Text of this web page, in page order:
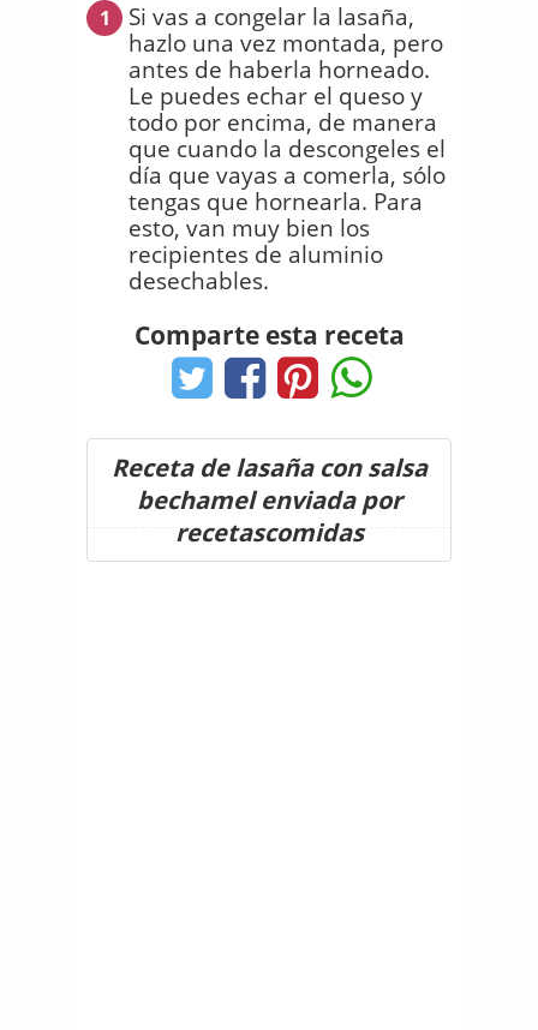
1
Si vas a congelar la lasaña,
hazlo una vez montada, pero
antes de haberla horneado.
Le puedes echar el queso y
todo por encima, de manera
que cuando la descongeles el
día que vayas a comerla, sólo
tengas que hornearla. Para
esto, van muy bien los
recipientes de aluminio
desechables.
Comparte esta receta
Receta de lasaña con salsa
bechamel enviada por
recetascomidas